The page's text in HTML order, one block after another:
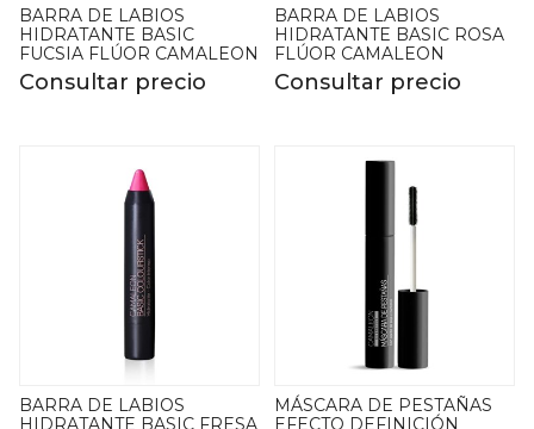
BARRA DE LABIOS
HIDRATANTE BASIC
FUCSIA FLÚOR CAMALEON
Consultar precio
BARRA DE LABIOS
HIDRATANTE BASIC ROSA
FLÚOR CAMALEON
Consultar precio
BARRA DE LABIOS
HIDRATANTE BASIC FRESA
MÁSCARA DE PESTAÑAS
EFECTO DEFINICIÓN